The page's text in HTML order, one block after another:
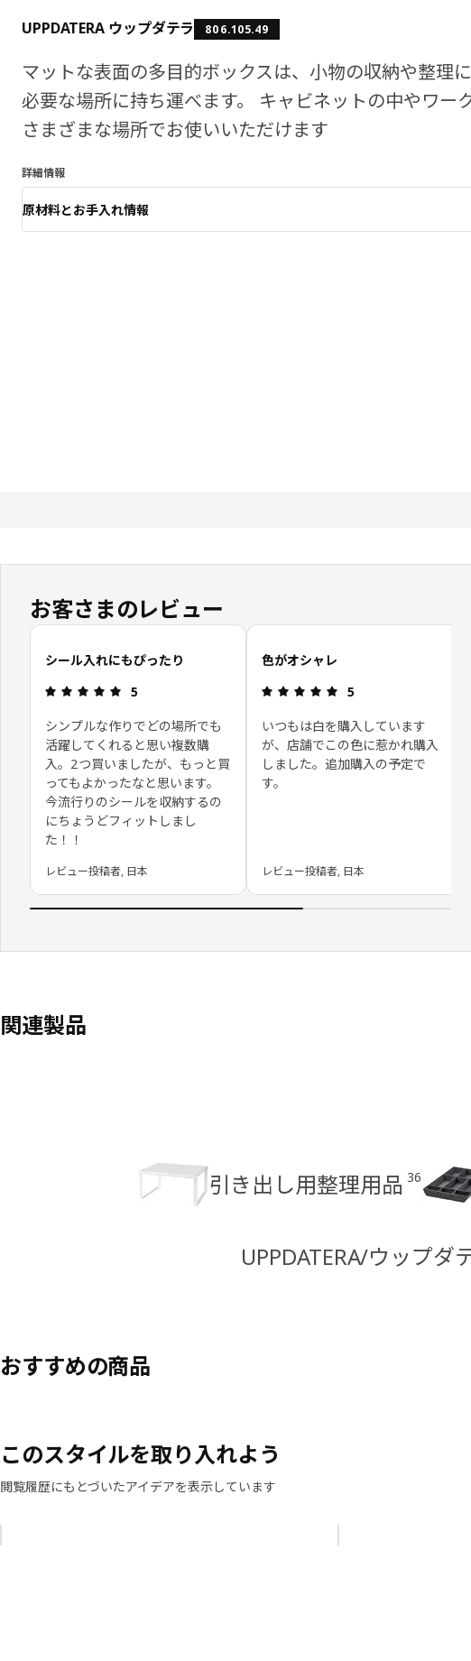
UPPDATERA ウップダテラ 806.105.49
マットな表面の多目的ボックスは、小物の収納や整理
必要な場所に持ち運べます。 キャビネットの中やワー
さまざまな場所でお使いいただけます
詳細情報
原材料とお手入れ情報
お客さまのレビュー
お客さまレビューをスキップ
シール入れにもぴったり
レビュー: 5 5 星の数
5
シンプルな作りでどの場所でも
活躍してくれると思い複数購
入。2つ買いましたが、もっと買
ってもよかったなと思います。
今流行りのシールを収納するの
にちょうどフィットしまし
た！！
レビュー投稿者, 日本
色がオシャレ
レビュー: 5 5 星の数
5
いつもは白を購入しています
が、店舗でこの色に惹かれ購入
しました。追加購入の予定で
す。
レビュー投稿者, 日本
関連製品
引き出し用整理用品 36
UPPDATERA/ウップダ
おすすめの商品
このスタイルを取り入れよう
閲覧履歴にもとづいたアイデアを表示しています